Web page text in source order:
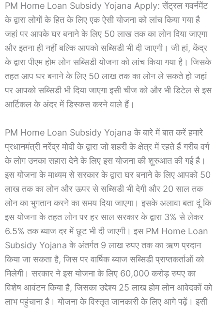
PM Home Loan Subsidy Yojana Apply: सेंट्रल गवर्नमेंट
के द्वारा लोगों के हित के लिए एक ऐसी योजना को लांच किया गया है
जहां पर आपके घर बनाने के लिए 50 लाख तक का लोन दिया जाएगा
और इतना ही नहीं बल्कि आपको सब्सिडी भी दी जाएगी। जी हां, केंद्र
के द्वारा पीएम होम लोन सब्सिडी योजना को लांच किया गया है। जिसके
तहत आप घर बनाने के लिए 50 लाख तक का लोन ले सकते हो जहां
पर आपको सब्सिडी भी दिया जाएगा इसी चीज को और भी डिटेल से इस
आर्टिकल के अंदर में डिस्कस करने वाले हैं।
PM Home Loan Subsidy Yojana के बारे में बात करें हमारे
प्रधानमंत्री नरेंद्र मोदी के द्वारा जो शहरी के क्षेत्र में रहते हैं गरीब वर्ग
के लोग उनका सहारा देने के लिए इस योजना की शुरुआत की गई है।
इस योजना के माध्यम से सरकार के द्वारा घर बनाने के लिए आपको 50
लाख तक का लोन और ऊपर से सब्सिडी भी देगी और 20 साल तक
लोन का भुगतान करने का समय दिया जाएगा। इसके अलावा बता दूं कि
इस योजना के तहत लोन पर हर साल सरकार के द्वारा 3% से लेकर
6.5% तक ब्याज दर में छूट भी दी जाएगी। इस PM Home Loan
Subsidy Yojana के अंतर्गत 9 लाख रुपए तक का ऋण प्रदान
किया जा सकता है, जिस पर वार्षिक ब्याज सब्सिडी प्राप्तकर्ताओं को
मिलेगी। सरकार ने इस योजना के लिए 60,000 करोड़ रुपए का
विशेष आवंटन किया है, जिसका उद्देश्य 25 लाख होम लोन आवेदकों को
लाभ पहुंचाना है। योजना के विस्तृत जानकारी के लिए आगे पढ़ें। इसी